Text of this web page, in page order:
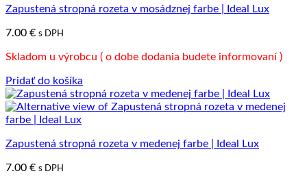
Zapustená stropná rozeta v mosádznej farbe | Ideal Lux
7.00 € s DPH
Skladom u výrobcu ( o dobe dodania budete informovaní )
Pridať do košíka
Zapustená stropná rozeta v medenej farbe | Ideal Lux
7.00 € s DPH